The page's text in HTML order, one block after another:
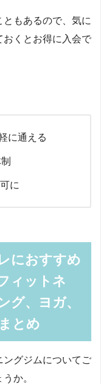
もあるので、気に
おくとお得に入会で
に通える
に
におすすめ
ィットネ
グ、ヨガ、
とめ
ングジムについてご
か。